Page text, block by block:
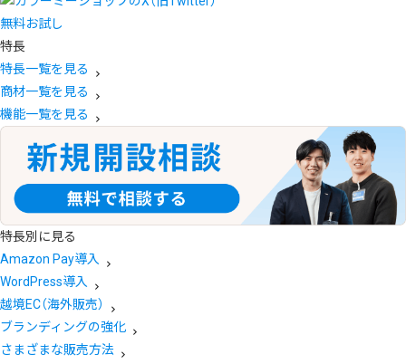
無料お試し
特長
特長一覧を見る
商材一覧を見る
機能一覧を見る
特長別に見る
Amazon Pay導入
WordPress導入
越境EC（海外販売）
ブランディングの強化
さまざまな販売方法